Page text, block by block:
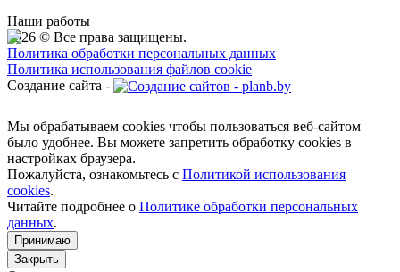
Наши работы
2026 © Все права защищены.
Политика обработки персональных данных
Политика использования файлов cookie
Создание сайта -
Мы обрабатываем cookies чтобы пользоваться веб-сайтом
было удобнее. Вы можете запретить обработку сookies в
настройках браузера.
Пожалуйста, ознакомьтесь с Политикой использования
cookies.
Читайте подробнее о Политике обработки персональных
данных.
Принимаю
Закрыть